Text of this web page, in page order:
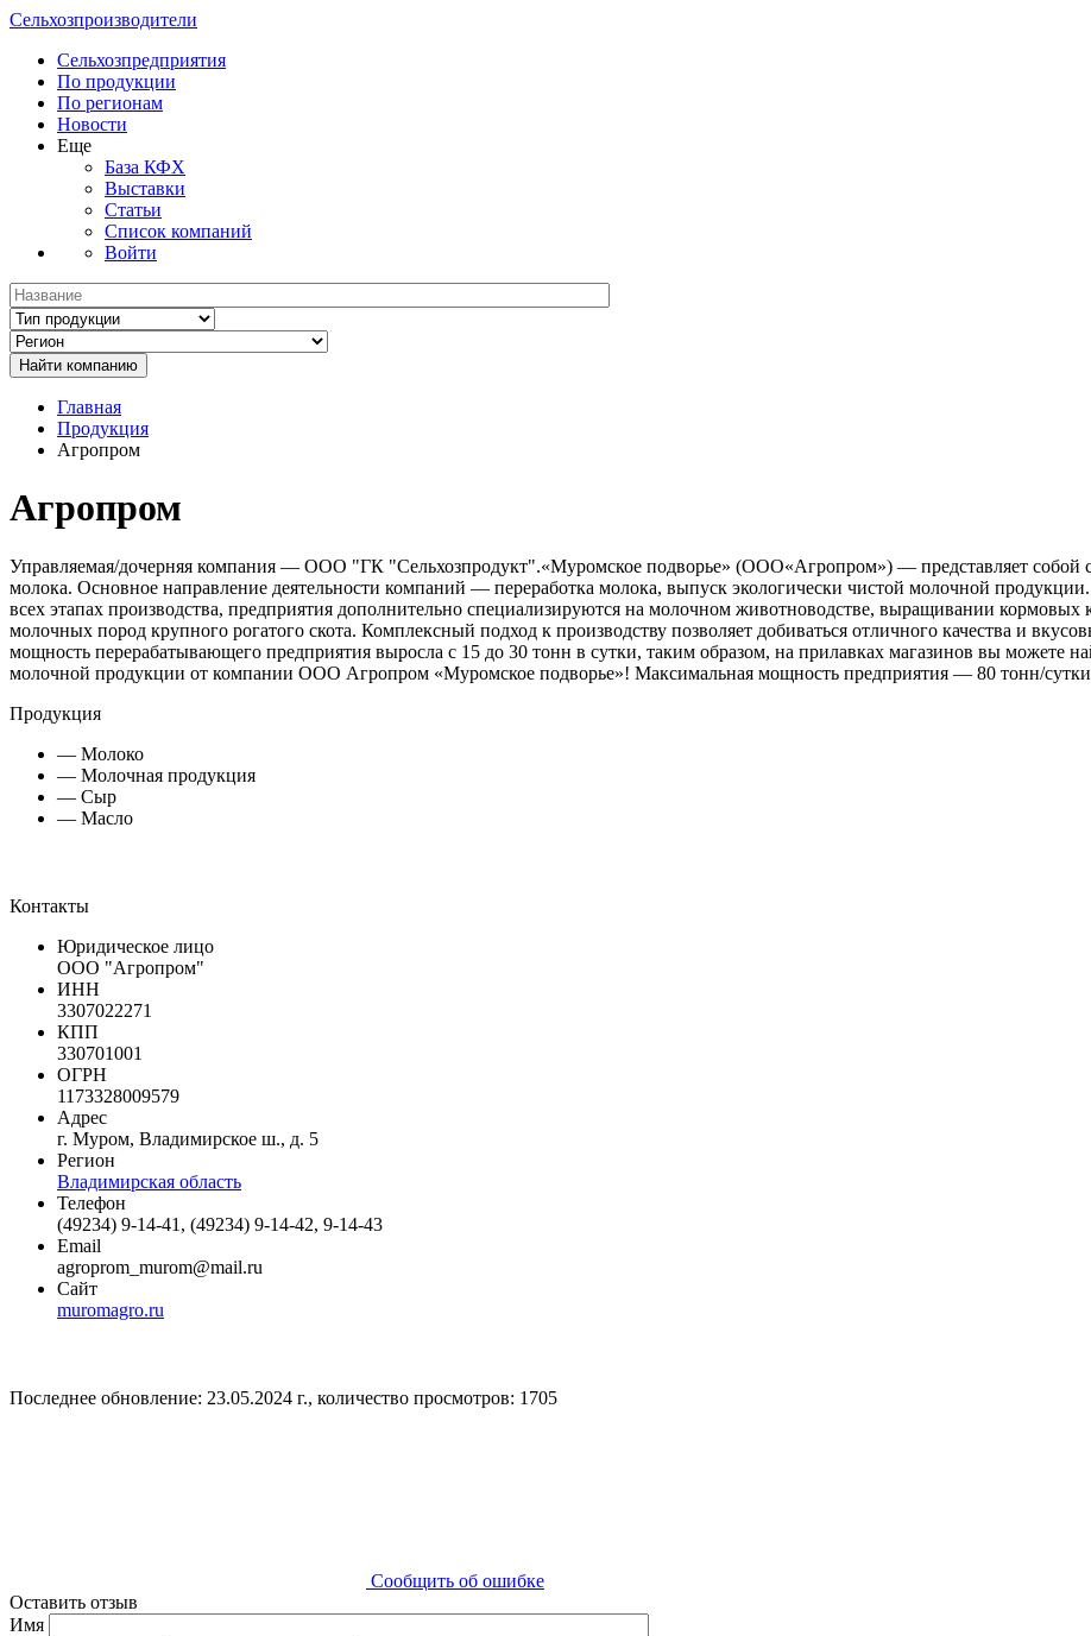
Сельхозпроизводители
Сельхозпредприятия
По продукции
По регионам
Новости
Еще
База КФХ
Выставки
Статьи
Список компаний
Войти
Главная
Продукция
Агропром
Агропром
Управляемая/дочерняя компания — ООО "ГК "Сельхозпродукт".«Муромское подворье» (ООО«Агропром») — представляет собой
молока. Основное направление деятельности компаний — переработка молока, выпуск экологически чистой молочной
всех этапах производства, предприятия дополнительно специализируются на молочном животноводстве, выращивании кормовых
молочных пород крупного рогатого скота. Комплексный подход к производству позволяет добиваться отличного качества и
мощность перерабатывающего предприятия выросла с 15 до 30 тонн в сутки, таким образом, на прилавках магазинов вы можете
молочной продукции от компании ООО Агропром «Муромское подворье»! Максимальная мощность предприятия — 80 тонн/
Продукция
— Молоко
— Молочная продукция
— Сыр
— Масло
Контакты
Юридическое лицо
ООО "Агропром"
ИНН
3307022271
КПП
330701001
ОГРН
1173328009579
Адрес
г. Муром, Владимирское ш., д. 5
Регион
Владимирская область
Телефон
(49234) 9-14-41, (49234) 9-14-42, 9-14-43
Email
agroprom_murom@mail.ru
Сайт
muromagro.ru
Последнее обновление: 23.05.2024 г., количество просмотров: 1705
Сообщить об ошибке
Оставить отзыв
Имя